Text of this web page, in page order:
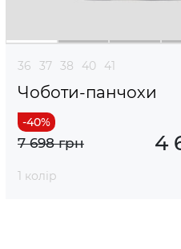
36 37 38 40 41
Чоботи-панчохи
4
7 698 грн
1 колір